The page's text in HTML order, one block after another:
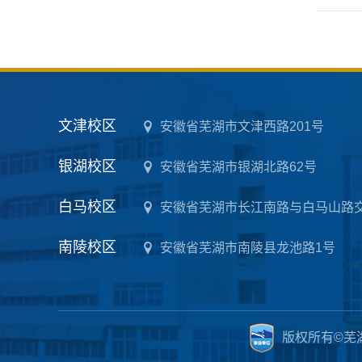
文津校区 安徽省芜湖市文津西路201号
银湖校区 安徽省芜湖市银湖北路62号
白马校区 安徽省芜湖市长江南路与白马山路
南陵校区 安徽省芜湖市南陵县龙池路1号
版权所有©芜